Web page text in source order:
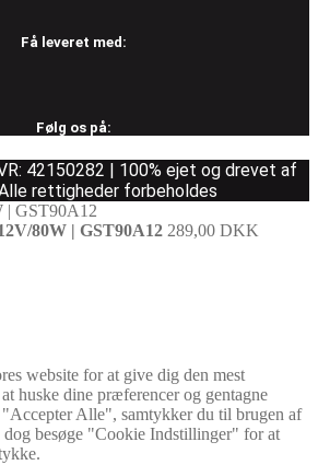
Få leveret med:
Følg os på:
42150282 | 100% ejet og drevet af
rettigheder forbeholdes
80W | GST90A12 289,00 DKK
website for at give dig den mest
huske dine præferencer og gentagne
Alle", samtykker du til brugen af
besøge "Cookie Indstillinger" for at